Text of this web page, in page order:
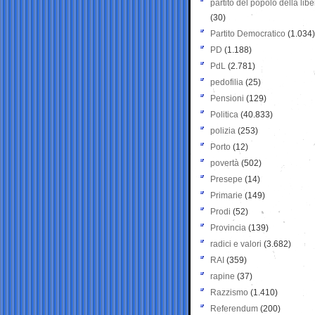
partito del popolo della
(30)
Partito Democratico (1.034)
PD (1.188)
PdL (2.781)
pedofilia (25)
Pensioni (129)
Politica (40.833)
polizia (253)
Porto (12)
povertà (502)
Presepe (14)
Primarie (149)
Prodi (52)
Provincia (139)
radici e valori (3.682)
RAI (359)
rapine (37)
Razzismo (1.410)
Referendum (200)